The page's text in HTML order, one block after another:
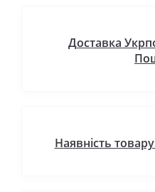
Доставка
Наявність